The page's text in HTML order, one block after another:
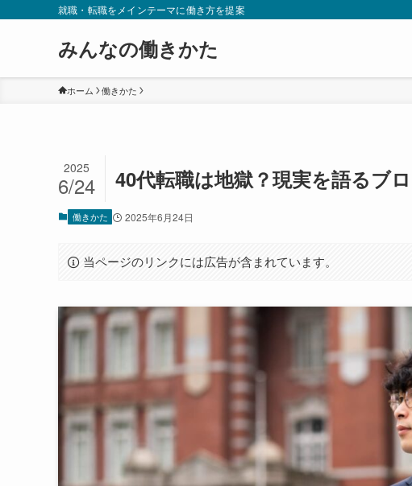
就職・転職をメインテーマに働き方を提案
みんなの働きかた
ホーム 働きかた
40代転職は地獄？現実を語るブ
2025
6/24
働きかた 2025年6月24日
当ページのリンクには広告が含まれています。